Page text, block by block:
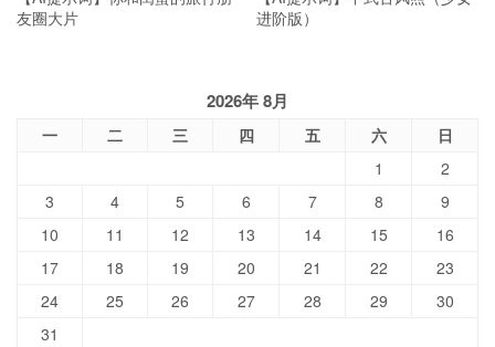
友圈大片
进阶版）
2026年 8月
一 二 三 四 五 六
日
1
2
3
4 5 6 7 8
9
10
11 12 13 14 15
16
17
18 19 20 21 22
23
24
25 26 27 28 29
30
31